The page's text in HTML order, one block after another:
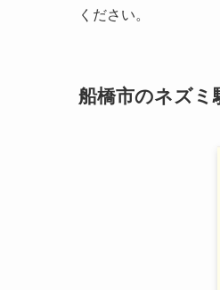
ください。
船橋市のネズミ